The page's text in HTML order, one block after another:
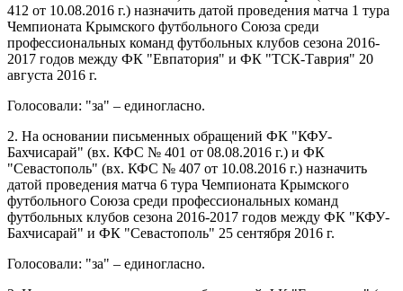
412 от 10.08.2016 г.) назначить датой проведения матча 1 тура
Чемпионата Крымского футбольного Союза среди
профессиональных команд футбольных клубов сезона 2016-
2017 годов между ФК "Евпатория" и ФК "ТСК-Таврия" 20
августа 2016 г.
Голосовали: "за" – единогласно.
2. На основании письменных обращений ФК "КФУ-
Бахчисарай" (вх. КФС № 401 от 08.08.2016 г.) и ФК
"Севастополь" (вх. КФС № 407 от 10.08.2016 г.) назначить
датой проведения матча 6 тура Чемпионата Крымского
футбольного Союза среди профессиональных команд
футбольных клубов сезона 2016-2017 годов между ФК "КФУ-
Бахчисарай" и ФК "Севастополь" 25 сентября 2016 г.
Голосовали: "за" – единогласно.